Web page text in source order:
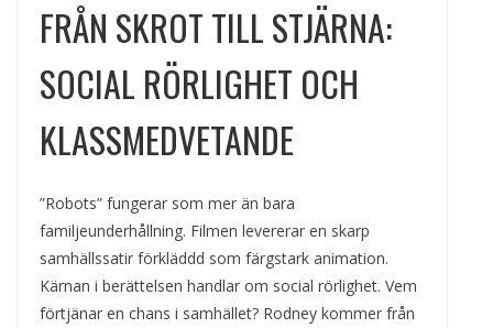
FRÅN SKROT TILL STJÄRNA:
SOCIAL RÖRLIGHET OCH
KLASSMEDVETANDE
”Robots” fungerar som mer än bara
familjeunderhållning. Filmen levererar en skarp
samhällssatir förkläddd som färgstark animation.
Kärnan i berättelsen handlar om social rörlighet. Vem
förtjänar en chans i samhället? Rodney kommer från